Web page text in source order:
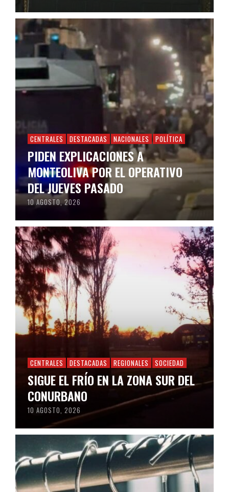
CENTRALES DESTACADAS NACIONALES POLÍTICA
PIDEN EXPLICACIONES A
MONTEOLIVA POR EL OPERATIVO
DEL JUEVES PASADO
10 AGOSTO, 2026
CENTRALES DESTACADAS REGIONALES SOCIEDAD
SIGUE EL FRÍO EN LA ZONA SUR DEL
CONURBANO
10 AGOSTO, 2026